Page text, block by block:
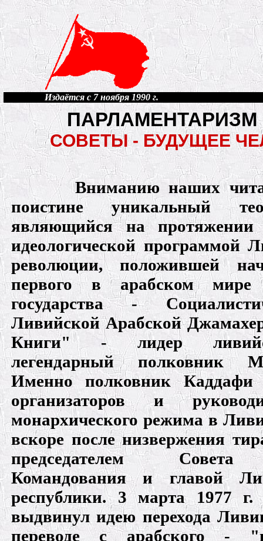
Издаётся с 7 ноября 1990 г.
СОВЕТЫ - БУДУЩЕЕ
Вниманию наших
поистине уникальный
являющийся на
идеологической программой
революции, положившей
первого в арабском мире
государства -
Ливийской Арабской
Книги" - лидер
легендарный полковник
Именно полковник Каддафи
организаторов и
монархического режима в
вскоре после низвержения
председателем Совета
Командования и главой
республики. 3 марта 1977
выдвинул идею перехода
переводе с арабского -